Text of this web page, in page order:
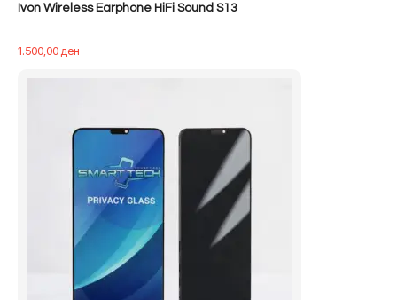
Ivon Wireless Earphone HiFi Sound S13
1.500,00ден